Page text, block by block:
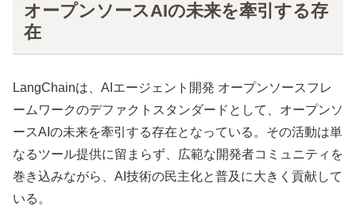
オープンソースAIの未来を牽引する存
在
LangChainは、AIエージェント開発 オープンソースフレ
ームワークのデファクトスタンダードとして、オープンソ
ースAIの未来を牽引する存在となっている。その活動は単
なるツール提供に留まらず、広範な開発者コミュニティを
巻き込みながら、AI技術の民主化と普及に大きく貢献して
いる。